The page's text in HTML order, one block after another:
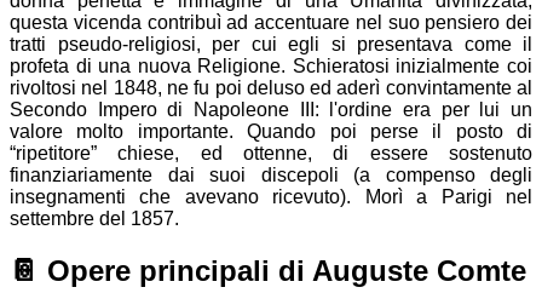
questa vicenda contribuì ad accentuare nel suo pensiero dei
tratti pseudo-religiosi, per cui egli si presentava come il
profeta di una nuova Religione. Schieratosi inizialmente coi
rivoltosi nel 1848, ne fu poi deluso ed aderì convintamente al
Secondo Impero di Napoleone III: l'ordine era per lui un
valore molto importante. Quando poi perse il posto di
“ripetitore” chiese, ed ottenne, di essere sostenuto
finanziariamente dai suoi discepoli (a compenso degli
insegnamenti che avevano ricevuto). Morì a Parigi nel
settembre del 1857.
📔 Opere principali di Auguste Comte